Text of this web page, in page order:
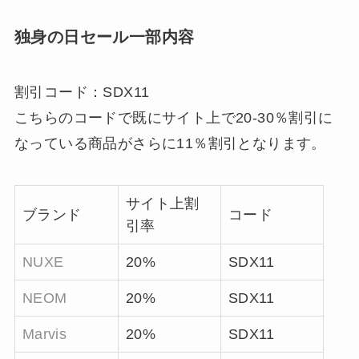
独身の日セール一部内容
割引コード：SDX11
こちらのコードで既にサイト上で20-30％割引に
なっている商品がさらに11％割引となります。
ブランド
サイト上割
引率
コード
NUXE 20% SDX11
NEOM 20% SDX11
Marvis 20% SDX11